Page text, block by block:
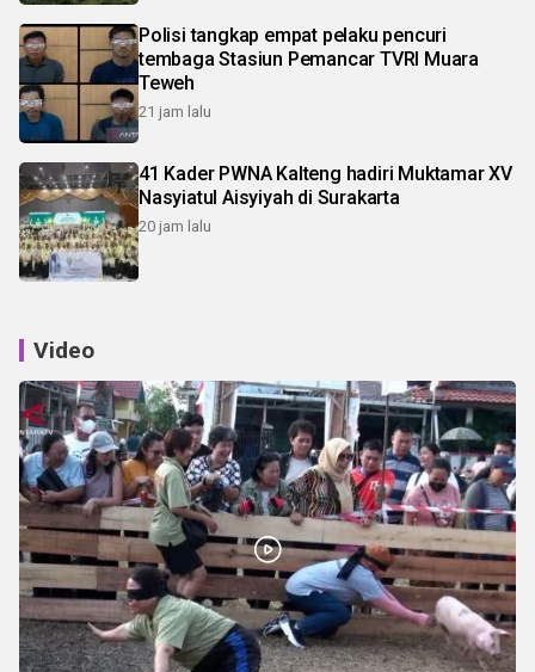
Polisi tangkap empat pelaku pencuri
tembaga Stasiun Pemancar TVRI Muara
Teweh
21 jam lalu
41 Kader PWNA Kalteng hadiri Muktamar XV
Nasyiatul Aisyiyah di Surakarta
20 jam lalu
Video